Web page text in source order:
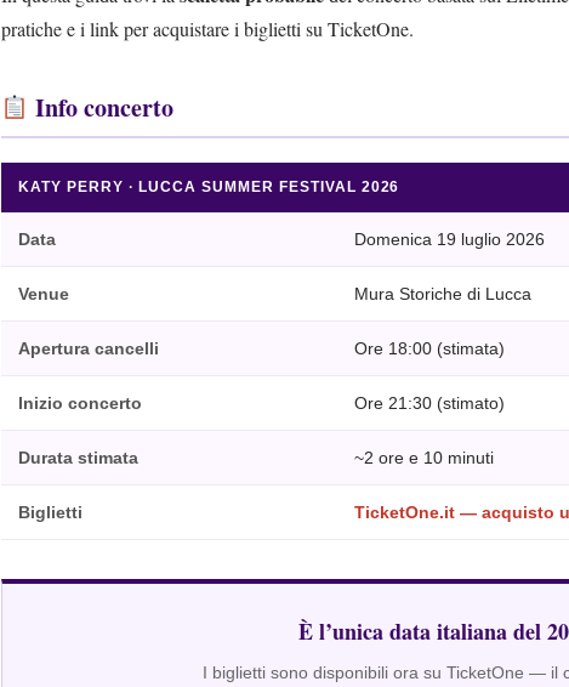
pratiche e i link per acquistare i biglietti su TicketOne.
Info concerto
KATY PERRY · LUCCA SUMMER FESTIVAL 2026
Data Domenica 19 luglio 2026
Venue Mura Storiche di Lucca
Apertura cancelli Ore 18:00 (stimata)
Inizio concerto Ore 21:30 (stimato)
Durata stimata ~2 ore e 10 minuti
Biglietti TicketOne.it — acquisto
È l’unica data italiana del
I biglietti sono disponibili ora su TicketOne — il